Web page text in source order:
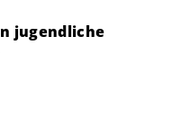
jugendliche